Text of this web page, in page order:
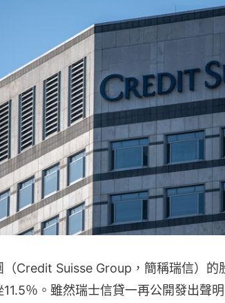
（Credit Suisse Group，簡稱瑞信）的
11.5％。雖然瑞士信貸一再公開發出聲